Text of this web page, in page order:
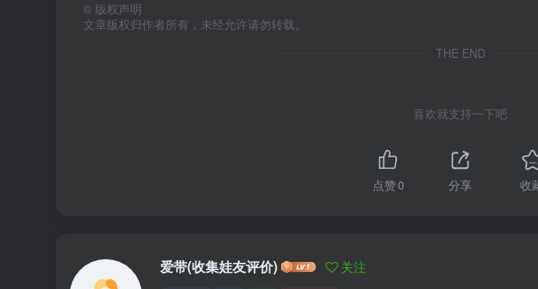
© 版权声明
文章版权归作者所有，未经允许请勿转载。
THE END
喜欢就支持一下吧
点赞0 分享 收
爱带(收集娃友评价) 关注